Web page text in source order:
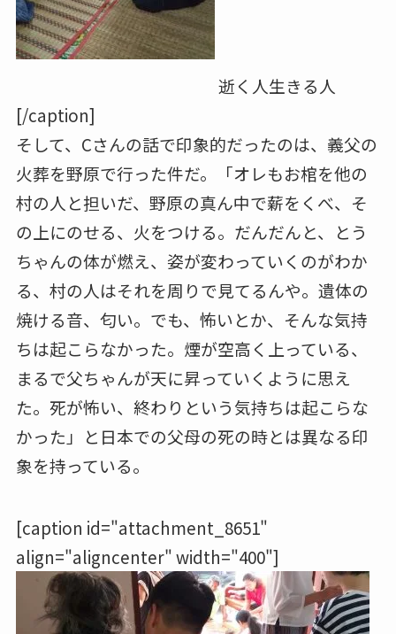
逝く人生きる人
[/caption]
そして、Cさんの話で印象的だったのは、義父の
火葬を野原で行った件だ。「オレもお棺を他の
村の人と担いだ、野原の真ん中で薪をくべ、そ
の上にのせる、火をつける。だんだんと、とう
ちゃんの体が燃え、姿が変わっていくのがわか
る、村の人はそれを周りで見てるんや。遺体の
焼ける音、匂い。でも、怖いとか、そんな気持
ちは起こらなかった。煙が空高く上っている、
まるで父ちゃんが天に昇っていくように思え
た。死が怖い、終わりという気持ちは起こらな
かった」と日本での父母の死の時とは異なる印
象を持っている。
[caption id="attachment_8651"
align="aligncenter" width="400"]